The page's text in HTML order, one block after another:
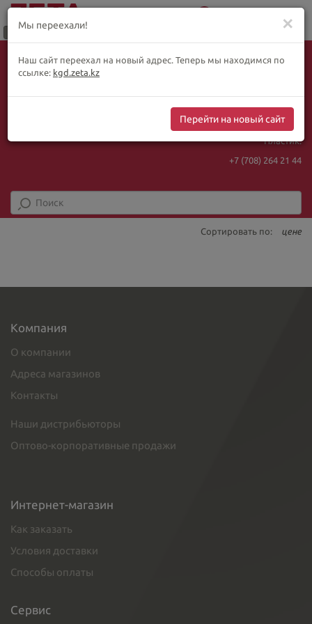
Меню
ҚАЗ
РУС
ENG
+ видеотрансляции:
Интернет-магазин:
+7 (708) 925 56
Пластик:
+7 (708) 264 21 44
Сортировать по: цене
Компания
О компании
Адреса магазинов
Контакты
Наши дистрибьюторы
Оптово-корпоративные продажи
Интернет-магазин
Как заказать
Условия доставки
Способы оплаты
Сервис
✕
Мы переехали!
Наш сайт переехал на новый адрес. Теперь мы находимся по
ссылке: kgd.zeta.kz
Перейти на новый сайт